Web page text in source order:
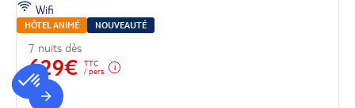
Wifi
HÔTEL ANIMÉ NOUVEAUTÉ
7 nuits dès
629€
TTC
/ pers.